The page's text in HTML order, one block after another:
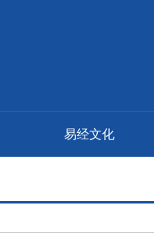
易经文化